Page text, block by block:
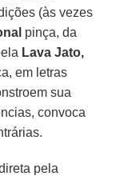
(às vezes
pinça, da
Lava Jato,
em letras
sua
convoca
pela